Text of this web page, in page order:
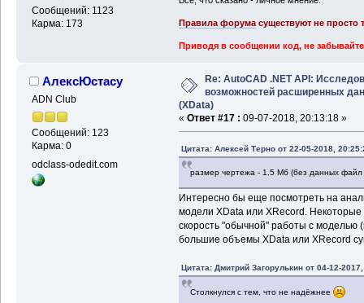
Сообщений: 1123
Карма: 173
Правила форумасуществуют не просто
Приводя в сообщении код, не
АлексЮстасу
ADN Club
Сообщений: 123
Карма: 0
odclass-odedit.com
Re: AutoCAD .NET API:
возможностей расширенных
(XData)
« Ответ #17 : 09-07-2018, 20:13:18 »
Цитата: Алексей Терно от 22-05-2018,
размер чертежа - 1,5 Мб (без данных файл
Интересно бы еще посмотреть на
модели XData или XRecord.
скорость "обычной" работы с моделью
большие объемы XData или XRecord
Цитата: Дмитрий Загорулькин от 04-12-
Столкнулся с тем, что не надёжнее